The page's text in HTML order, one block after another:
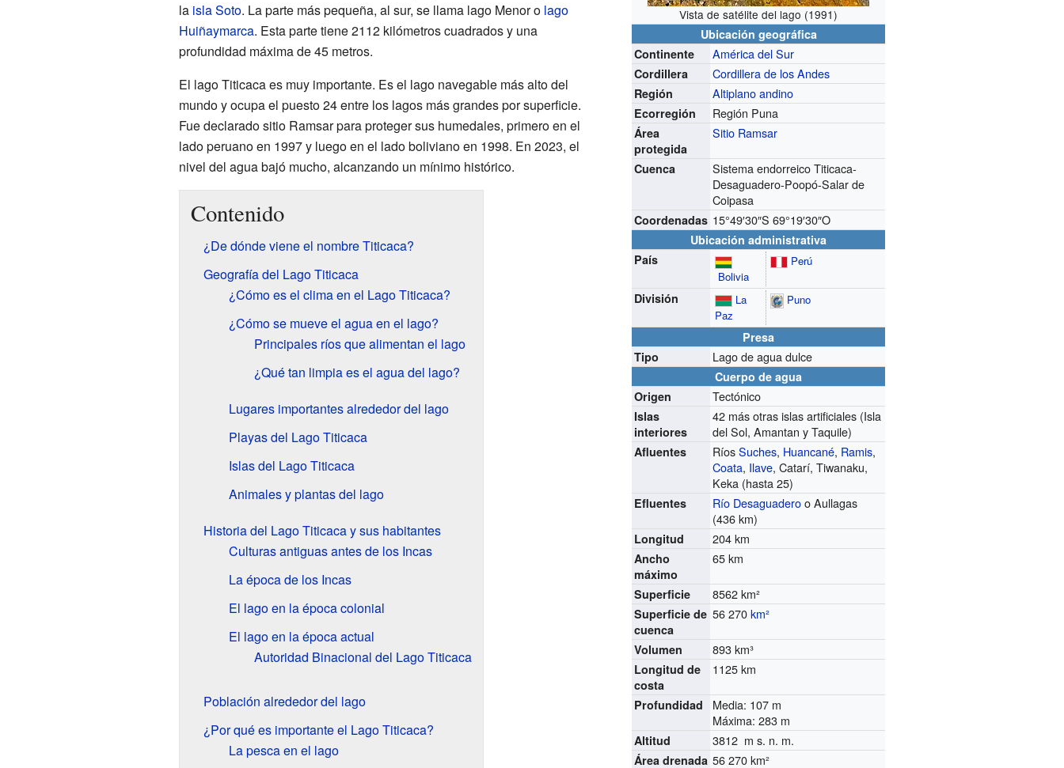
Vista de satélite del lago (1991)
Ubicación geográfica
Continente
América del Sur
Cordillera Cordillera de los Andes
Región Altiplano andino
Ecorregión Región Puna
Área
protegida
Sitio Ramsar
Cuenca
Sistema endorreico Titicaca-
Desaguadero-Poopó-Salar de
Coipasa
Coordenadas 15°49′30″S 69°19′30″O
Ubicación administrativa
País
Bolivia
Perú
División
La
Paz
Puno
Presa
Tipo
Lago de agua dulce
Cuerpo de agua
Origen
Tectónico
Islas
interiores
42 más otras islas artificiales (Isla
del Sol, Amantan y Taquile)
Afluentes RíosSuches, Huancané, Ramis,
Coata, Ilave, Catarí, Tiwanaku,
Keka (hasta 25)
Efluentes Río Desaguaderoo Aullagas
(436 km)
Longitud 204 km
Ancho
máximo
65 km
Superficie 8562 km²
Superficie de
cuenca
56 270km²
Volumen 893 km³
Longitud de
costa
1125 km
Profundidad
Media: 107 m
Máxima: 283 m
Altitud 3812 m s. n. m.
Área drenada 56 270 km²
la isla Soto. La parte más pequeña, al sur, se llama lago Menor o lago
Huiñaymarca. Esta parte tiene 2112 kilómetros cuadrados y una
profundidad máxima de 45 metros.
El lago Titicaca es muy importante. Es el lago navegable más alto del
mundo y ocupa el puesto 24 entre los lagos más grandes por superficie.
Fue declarado sitio Ramsar para proteger sus humedales, primero en el
lado peruano en 1997 y luego en el lado boliviano en 1998. En 2023, el
nivel del agua bajó mucho, alcanzando un mínimo histórico.
Contenido
¿De dónde viene el nombre Titicaca?
Geografía del Lago Titicaca
¿Cómo es el clima en el Lago Titicaca?
¿Cómo se mueve el agua en el lago?
Principales ríos que alimentan el lago
¿Qué tan limpia es el agua del lago?
Lugares importantes alrededor del lago
Playas del Lago Titicaca
Islas del Lago Titicaca
Animales y plantas del lago
Historia del Lago Titicaca y sus habitantes
Culturas antiguas antes de los Incas
La época de los Incas
El lago en la época colonial
El lago en la época actual
Autoridad Binacional del Lago Titicaca
Población alrededor del lago
¿Por qué es importante el Lago Titicaca?
La pesca en el lago